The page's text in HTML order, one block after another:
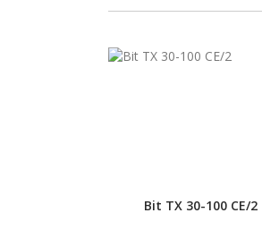
Bit TX 30-100 CE/2